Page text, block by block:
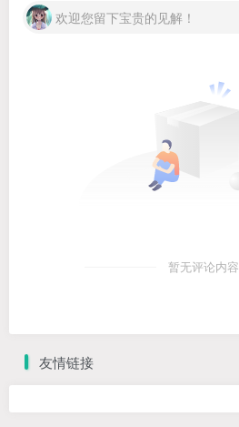
欢迎您留下宝贵的见解！
暂无评论内容
友情链接